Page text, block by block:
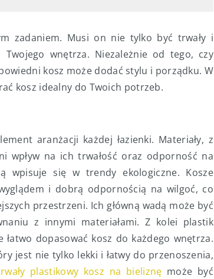
zadaniem. Musi on nie tylko być trwały i
wnętrza. Niezależnie od tego, czy
kosz może dodać stylu i porządku. W
kosz idealny do Twoich potrzeb.
aranżacji każdej łazienki. Materiały, z
wpływ na ich trwałość oraz odporność na
wpisuje się w trendy ekologiczne. Kosze
i dobrą odpornością na wilgoć, co
przestrzeni. Ich główną wadą może być
z innymi materiałami. Z kolei plastik
dopasować kosz do każdego wnętrza.
jest nie tylko lekki i łatwy do przenoszenia,
plastikowy kosz na bieliznę może być